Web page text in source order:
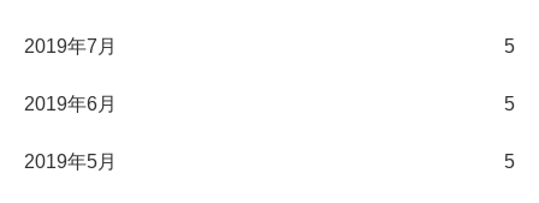
2019年7月 5
2019年6月 5
2019年5月 5